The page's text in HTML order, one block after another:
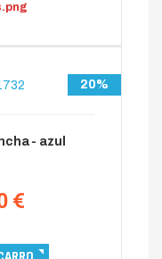
20%
- azul
€